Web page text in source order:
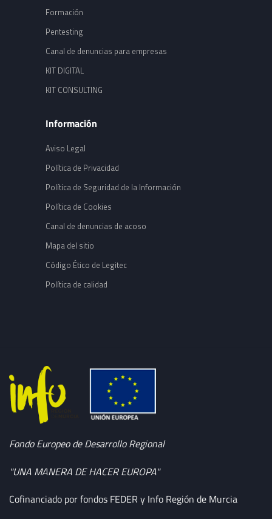
Formación
Pentesting
Canal de denuncias para empresas
KIT DIGITAL
KIT CONSULTING
Información
Aviso Legal
Política de Privacidad
Política de Seguridad de la Información
Política de Cookies
Canal de denuncias de acoso
Mapa del sitio
Código Ético de Legitec
Política de calidad
Fondo Europeo de Desarrollo Regional
"UNA MANERA DE HACER EUROPA"
Cofinanciado por fondos FEDER y Info Región de Murcia